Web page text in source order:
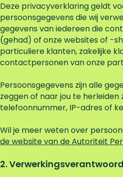
Deze privacyverklaring geldt
persoonsgegevens die wij
gegevens van iedereen die
(gehad) of onze websites of -
particuliere klanten, zakelijke
contactpersonen van onze
Persoonsgegevens zijn alle
zeggen of naar jou te herleiden
telefoonnummer, IP-adres of
Wil je meer weten over
de website van de Autoriteit
2.